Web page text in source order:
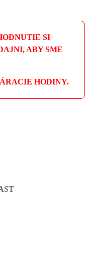
SI
ABY SME
HODINY.